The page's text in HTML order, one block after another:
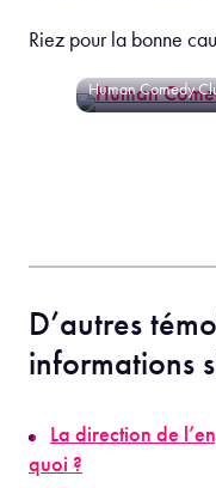
Riez pour la bonne
Human Comedy
D’autres
informations
La direction de
quoi ?